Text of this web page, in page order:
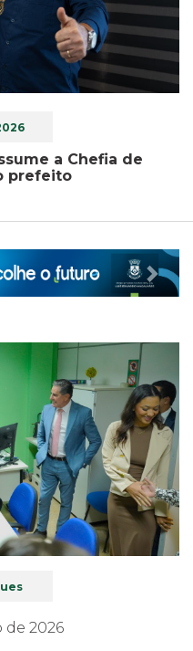
a Chefia de
prefeito
Next
de 2026